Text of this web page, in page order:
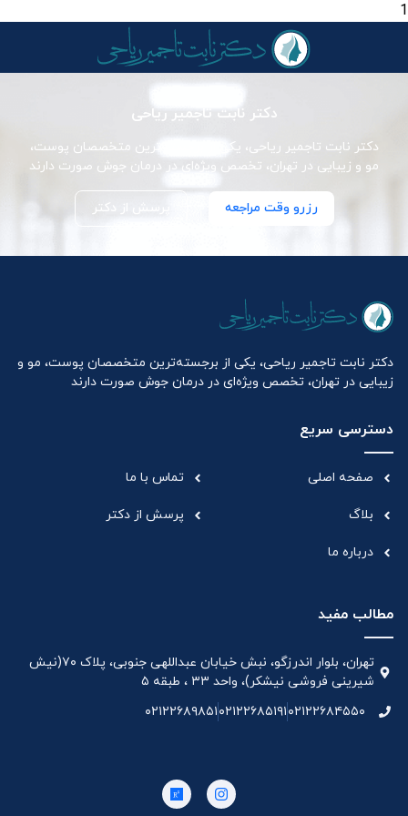
1
دکتر نابت تاجمیر ریاحی
دکتر نابت تاجمیر ریاحی، یکی از برجسته‌ترین متخصصان پوست،
مو و زیبایی در تهران، تخصص ویژه‌ای در درمان جوش صورت دارند
رزرو وقت مراجعه پرسش از دکتر
دکتر نابت تاجمیر ریاحی، یکی از برجسته‌ترین متخصصان پوست، مو و
زیبایی در تهران، تخصص ویژه‌ای در درمان جوش صورت دارند
دسترسی سریع
صفحه اصلی
بلاگ
درباره ما
تماس با ما
پرسش از دکتر
مطالب مفید
تهران، بلوار اندرزگو، نبش خیابان عبداللهی جنوبی، پلاک ۷۰(نیش
شیرینی فروشی نیشکر)، واحد ۳۳ ، طبقه ۵
۰۲۱۲۲۶۸۴۵۵۰۰۲۱۲۲۶۸۵۱۹۱۰۲۱۲۲۶۸۹۸۵۱